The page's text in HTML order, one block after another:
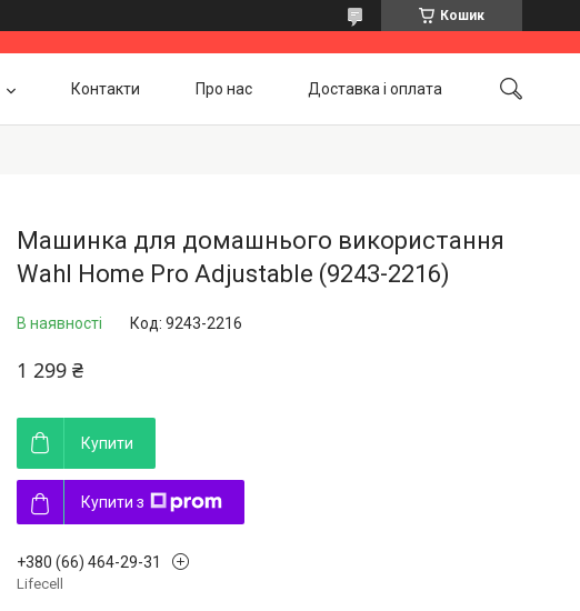
Кошик
Контакти Про нас Доставка і оплата
Машинка для домашнього використання
Wahl Home Pro Adjustable (9243-2216)
В наявності Код: 9243-2216
1 299 ₴
Купити
Купити з
+380 (66) 464-29-31
Lifecell